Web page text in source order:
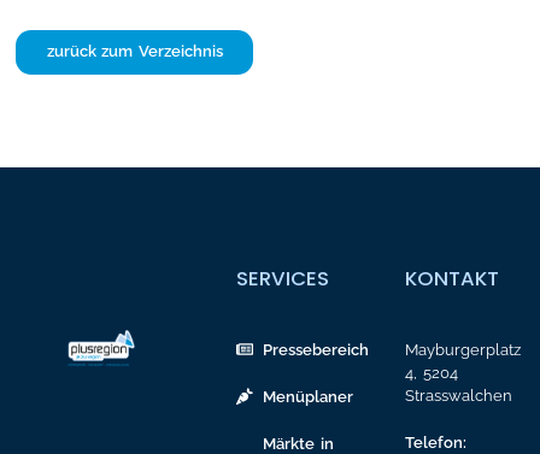
zurück zum Verzeichnis
SERVICES
Pressebereich
Menüplaner
Märkte in
KONTAKT
Mayburgerplatz
4, 5204
Strasswalchen
Telefon: